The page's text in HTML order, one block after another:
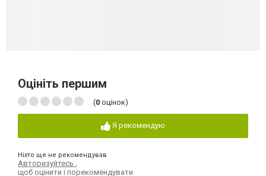
Оцініть першим
(0 оцінок)
Я рекомендую
Ніхто ще не рекомендував
Авторизуйтесь
щоб оцінити і порекомендувати